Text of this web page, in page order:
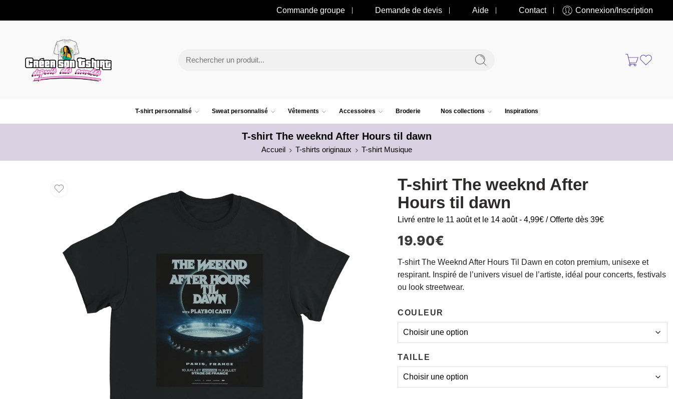
Commande groupe Demande de devis Aide Contact Connexion/Inscription
T-shirt personnalisé Sweat personnalisé Vêtements Accessoires Broderie Nos collections Inspirations
T-shirt The weeknd After Hours til dawn
Accueil T-shirts originaux T-shirt Musique
T-shirt The weeknd After
Hours til dawn
Livré entre le 11 août et le 14 août - 4,99€ / Offerte dès 39€
19.90€
T-shirt The Weeknd After Hours Til Dawn en coton premium, unisexe et
respirant. Inspiré de l’univers visuel de l’artiste, idéal pour concerts, festivals
ou look streetwear.
COULEUR
TAILLE